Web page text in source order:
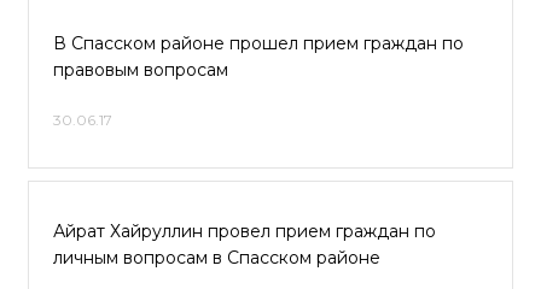
В Спасском районе прошел прием граждан по
правовым вопросам
30.06.17
Айрат Хайруллин провел прием граждан по
личным вопросам в Спасском районе